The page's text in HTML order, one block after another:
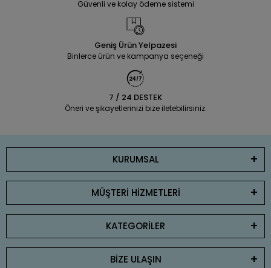
Güvenli ve kolay ödeme sistemi
Geniş Ürün Yelpazesi
Binlerce ürün ve kampanya seçeneği
7 / 24 DESTEK
Öneri ve şikayetlerinizi bize iletebilirsiniz.
KURUMSAL
MÜŞTERİ HİZMETLERİ
KATEGORİLER
BİZE ULAŞIN